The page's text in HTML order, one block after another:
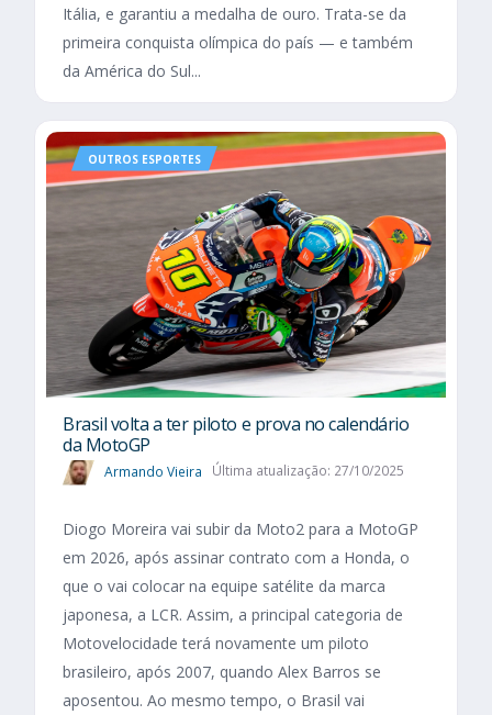
Itália, e garantiu a medalha de ouro. Trata-se da
primeira conquista olímpica do país — e também
da América do Sul...
OUTROS ESPORTES
Brasil volta a ter piloto e prova no calendário
da MotoGP
Armando Vieira Última atualização: 27/10/2025
Diogo Moreira vai subir da Moto2 para a MotoGP
em 2026, após assinar contrato com a Honda, o
que o vai colocar na equipe satélite da marca
japonesa, a LCR. Assim, a principal categoria de
Motovelocidade terá novamente um piloto
brasileiro, após 2007, quando Alex Barros se
aposentou. Ao mesmo tempo, o Brasil vai